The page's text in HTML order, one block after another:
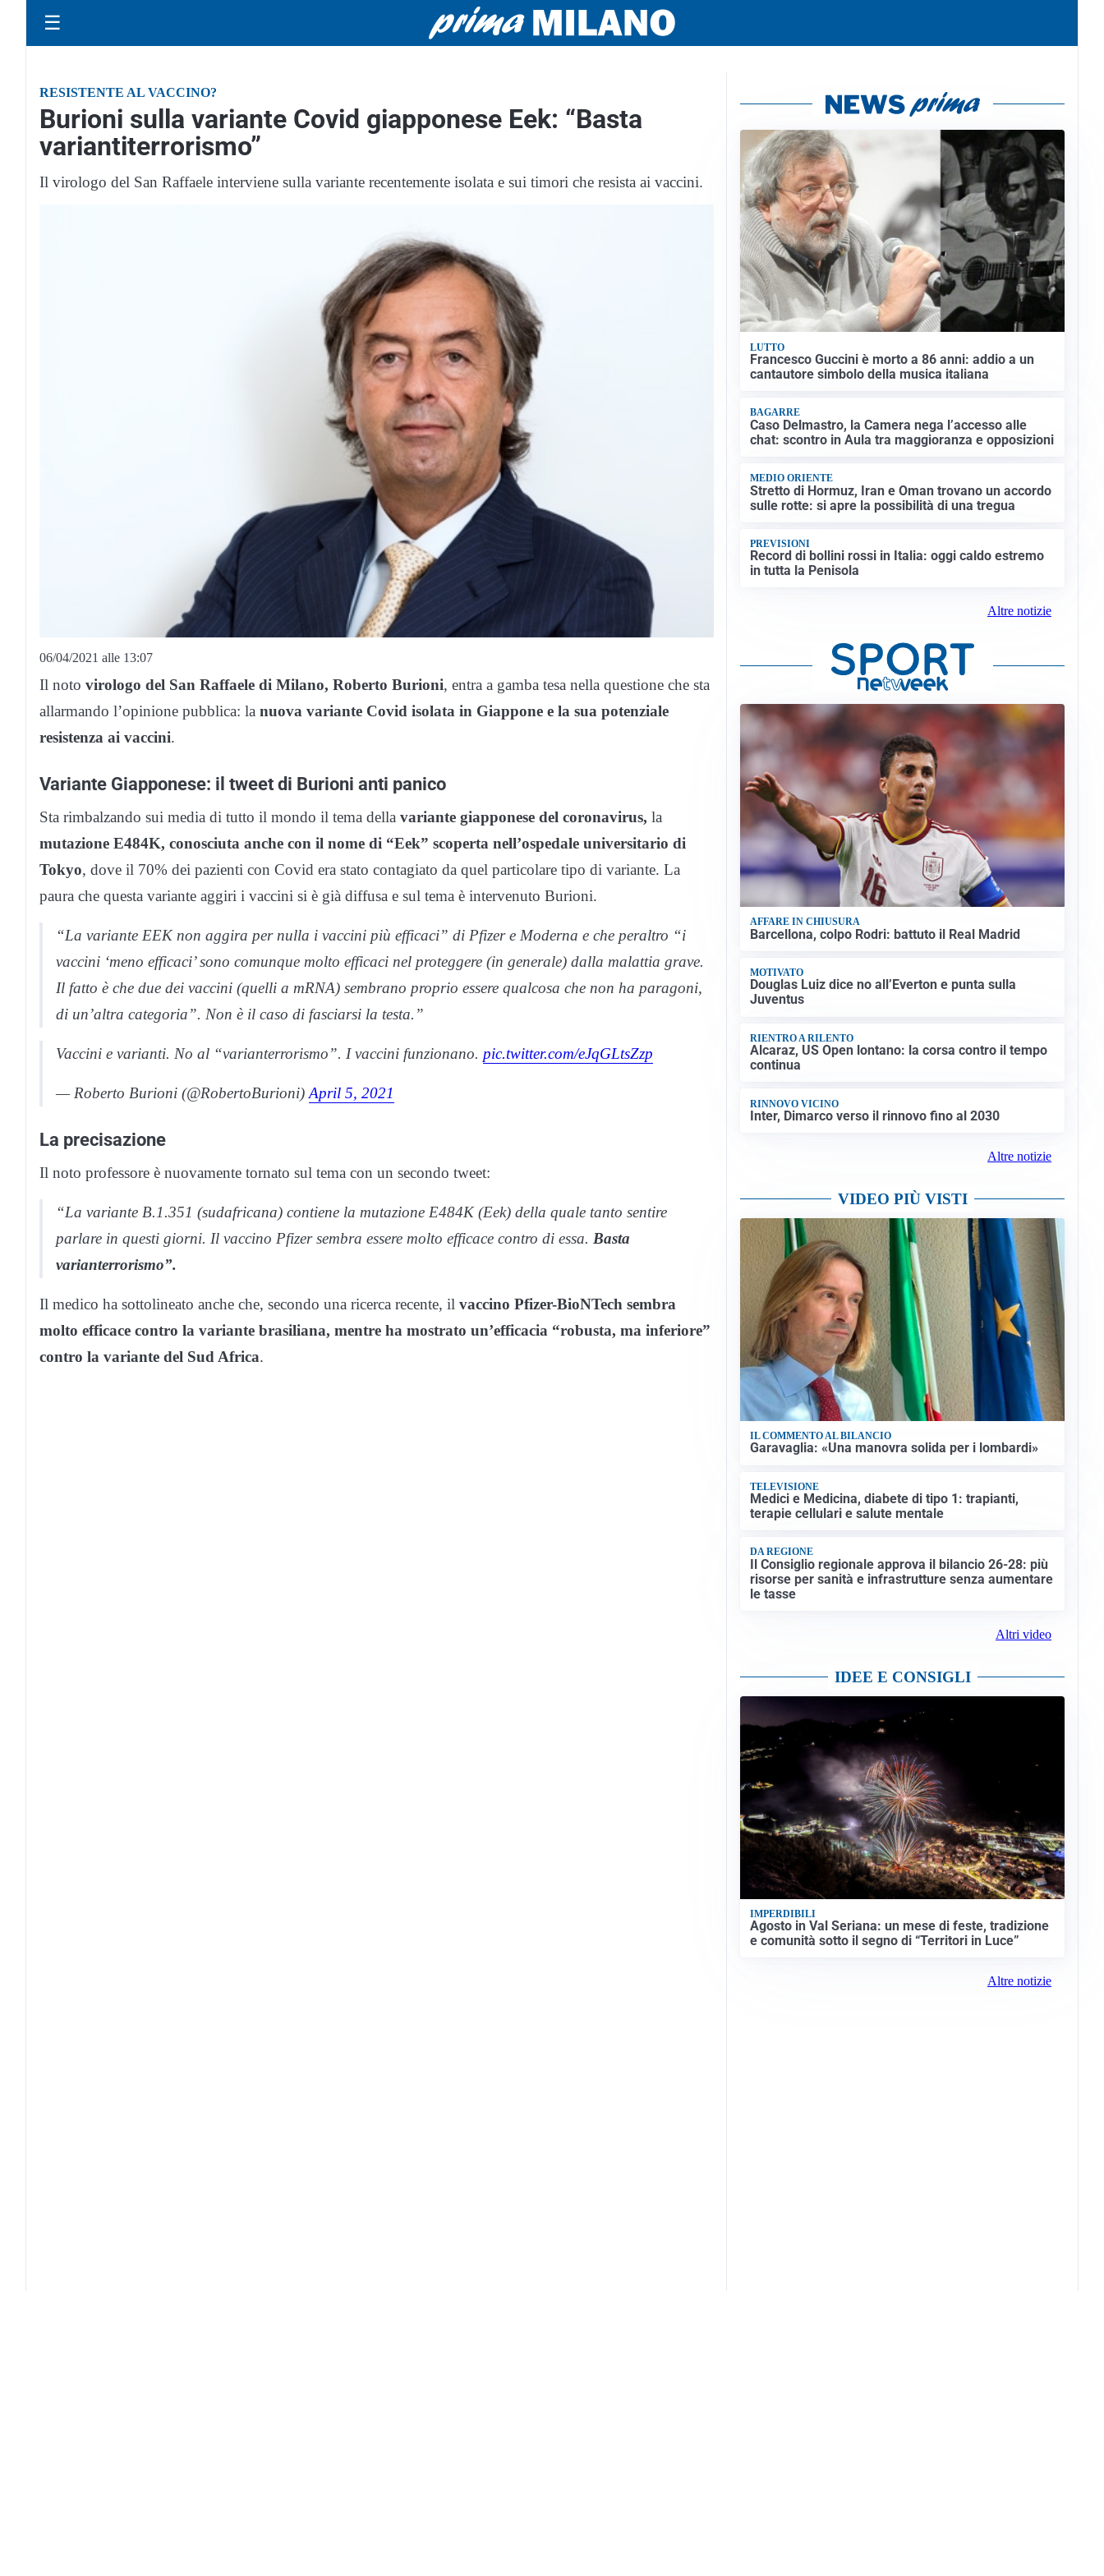
☰
RESISTENTE AL VACCINO?
Burioni sulla variante Covid giapponese Eek: “Basta
variantiterrorismo”
Il virologo del San Raffaele interviene sulla variante recentemente isolata e sui timori che resista ai vaccini.
06/04/2021 alle 13:07
Il noto virologo del San Raffaele di Milano, Roberto Burioni, entra a gamba tesa nella questione che sta
allarmando l’opinione pubblica: la nuova variante Covid isolata in Giappone e la sua potenziale
resistenza ai vaccini.
Variante Giapponese: il tweet di Burioni anti panico
Sta rimbalzando sui media di tutto il mondo il tema della variante giapponese del coronavirus, la
mutazione E484K, conosciuta anche con il nome di “Eek” scoperta nell’ospedale universitario di
Tokyo, dove il 70% dei pazienti con Covid era stato contagiato da quel particolare tipo di variante. La
paura che questa variante aggiri i vaccini si è già diffusa e sul tema è intervenuto Burioni.
“La variante EEK non aggira per nulla i vaccini più efficaci” di Pfizer e Moderna e che peraltro “i
vaccini ‘meno efficaci’ sono comunque molto efficaci nel proteggere (in generale) dalla malattia grave.
Il fatto è che due dei vaccini (quelli a mRNA) sembrano proprio essere qualcosa che non ha paragoni,
di un’altra categoria”. Non è il caso di fasciarsi la testa.”
Vaccini e varianti. No al “varianterrorismo”. I vaccini funzionano. pic.twitter.com/eJqGLtsZzp
— Roberto Burioni (@RobertoBurioni) April 5, 2021
La precisazione
Il noto professore è nuovamente tornato sul tema con un secondo tweet:
“La variante B.1.351 (sudafricana) contiene la mutazione E484K (Eek) della quale tanto sentire
parlare in questi giorni. Il vaccino Pfizer sembra essere molto efficace contro di essa. Basta
varianterrorismo”.
Il medico ha sottolineato anche che, secondo una ricerca recente, il vaccino Pfizer-BioNTech sembra
molto efficace contro la variante brasiliana, mentre ha mostrato un’efficacia “robusta, ma inferiore”
contro la variante del Sud Africa.
LUTTO
Francesco Guccini è morto a 86 anni: addio a un
cantautore simbolo della musica italiana
BAGARRE
Caso Delmastro, la Camera nega l’accesso alle
chat: scontro in Aula tra maggioranza e opposizioni
MEDIO ORIENTE
Stretto di Hormuz, Iran e Oman trovano un accordo
sulle rotte: si apre la possibilità di una tregua
PREVISIONI
Record di bollini rossi in Italia: oggi caldo estremo
in tutta la Penisola
Altre notizie
AFFARE IN CHIUSURA
Barcellona, colpo Rodri: battuto il Real Madrid
MOTIVATO
Douglas Luiz dice no all’Everton e punta sulla
Juventus
RIENTRO A RILENTO
Alcaraz, US Open lontano: la corsa contro il tempo
continua
RINNOVO VICINO
Inter, Dimarco verso il rinnovo fino al 2030
Altre notizie
VIDEO PIÙ VISTI
IL COMMENTO AL BILANCIO
Garavaglia: «Una manovra solida per i lombardi»
TELEVISIONE
Medici e Medicina, diabete di tipo 1: trapianti,
terapie cellulari e salute mentale
DA REGIONE
Il Consiglio regionale approva il bilancio 26-28: più
risorse per sanità e infrastrutture senza aumentare
le tasse
Altri video
IDEE E CONSIGLI
IMPERDIBILI
Agosto in Val Seriana: un mese di feste, tradizione
e comunità sotto il segno di “Territori in Luce”
Altre notizie